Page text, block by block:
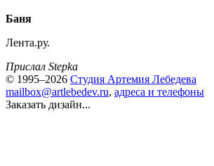
Баня
Лента.ру.
Прислал Stepka
© 1995–2026 Студия Артемия Лебедева
mailbox@artlebedev.ru, адреса и телефоны
Заказать дизайн...